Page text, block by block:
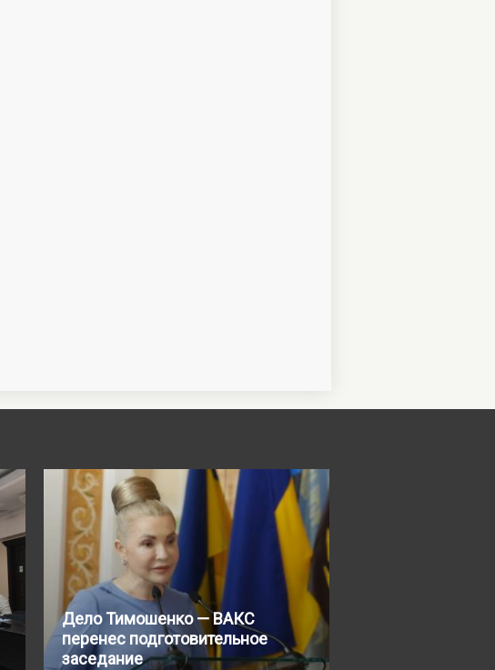
Дело Тимошенко — ВАКС
перенес подготовительное
заседание